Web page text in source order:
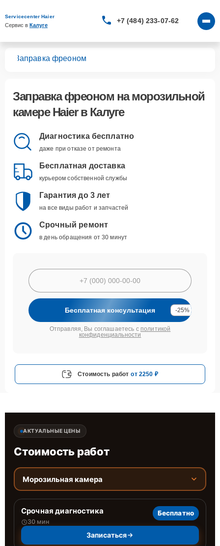
Servicecenter Haier
Сервис в Калуге
+7 (484) 233-07-62
Заправка фреоном
Заправка фреоном на морозильной
камере Haier в Калуге
Диагностика бесплатно
даже при отказе от ремонта
Бесплатная доставка
курьером собственной службы
Гарантия до 3 лет
на все виды работ и запчастей
Срочный ремонт
в день обращения от 30 минут
Бесплатная консультация -25%
Отправляя, Вы соглашаетесь с политикой
конфиденциальности
Стоимость работ от 2250 ₽
АКТУАЛЬНЫЕ ЦЕНЫ
Стоимость работ
Морозильная камера
Срочная диагностика
30 мин
Бесплатно
Записаться